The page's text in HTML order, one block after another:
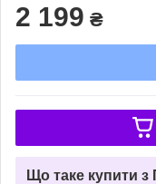
2 199 ₴
Що таке купити